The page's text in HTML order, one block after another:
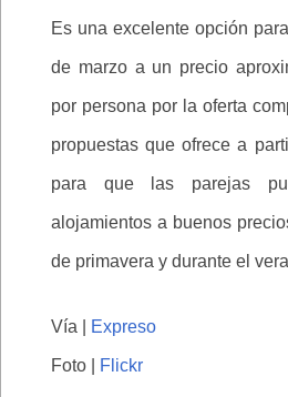
Es una excelente opción
de marzo a un precio
por persona por la oferta
propuestas que ofrece a
para que las parejas
alojamientos a buenos
de primavera y durante el
Vía | Expreso
Foto | Flickr